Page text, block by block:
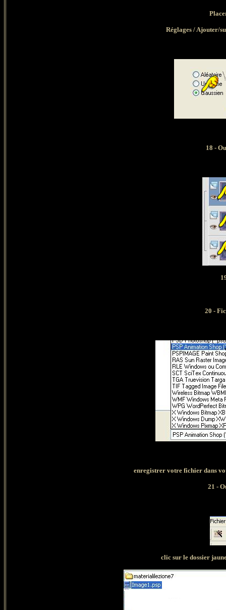
Réglages / Ajouter/
18 -
20 -
enregistrer votre fichier dans
21 -
clic sur le dossier